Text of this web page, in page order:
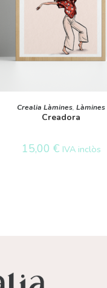
AFEGEIX A LA CISTELLA
Crealia Làmines, Làmines
Creadora
15,00 € IVA inclòs